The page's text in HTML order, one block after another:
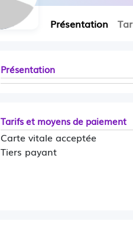
Présentation
Présentation
Tarifs et moyens de paiement
Carte vitale acceptée
Tiers payant